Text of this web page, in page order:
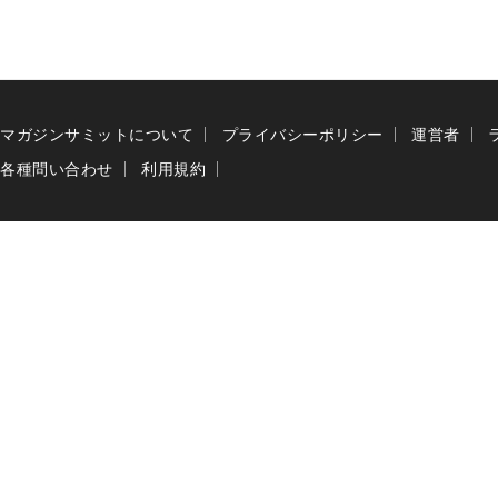
マガジンサミットについて プライバシーポリシー 運営者
各種問い合わせ
利用規約